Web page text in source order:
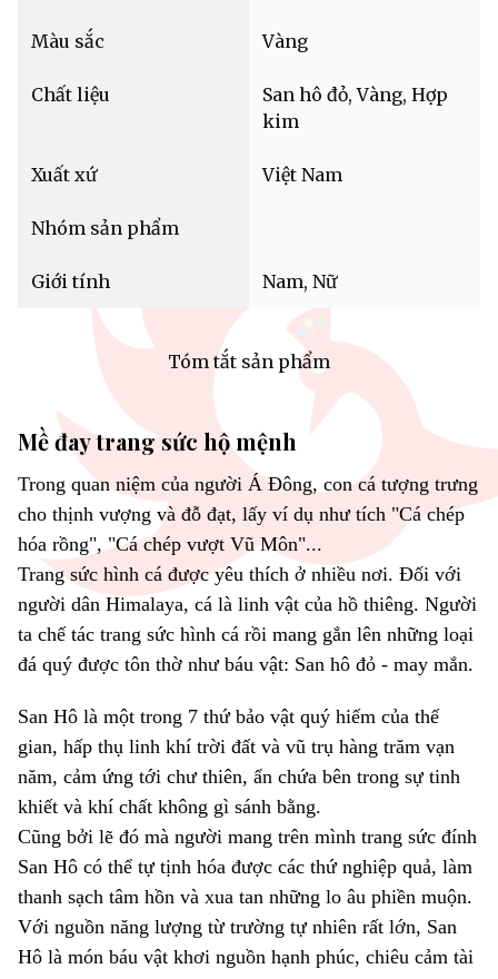
Màu sắc Vàng
Chất liệu
San hô đỏ, Vàng, Hợp
kim
Xuất xứ Việt Nam
Nhóm sản phẩm
Giới tính Nam, Nữ
Tóm tắt sản phẩm
Mề đay trang sức hộ mệnh
Trong quan niệm của người Á Đông, con cá tượng trưng
cho thịnh vượng và đỗ đạt, lấy ví dụ như tích "Cá chép
hóa rồng", "Cá chép vượt Vũ Môn"...
Trang sức hình cá được yêu thích ở nhiều nơi. Đối với
người dân Himalaya, cá là linh vật của hồ thiêng. Người
ta chế tác trang sức hình cá rồi mang gắn lên những loại
đá quý được tôn thờ như báu vật: San hô đỏ - may mắn.
San Hô là một trong 7 thứ bảo vật quý hiếm của thế
gian, hấp thụ linh khí trời đất và vũ trụ hàng trăm vạn
năm, cảm ứng tới chư thiên, ẩn chứa bên trong sự tinh
khiết và khí chất không gì sánh bằng.
Cũng bởi lẽ đó mà người mang trên mình trang sức đính
San Hô có thể tự tịnh hóa được các thứ nghiệp quả, làm
thanh sạch tâm hồn và xua tan những lo âu phiền muộn.
Với nguồn năng lượng từ trường tự nhiên rất lớn, San
Hô là món báu vật khơi nguồn hạnh phúc, chiêu cảm tài